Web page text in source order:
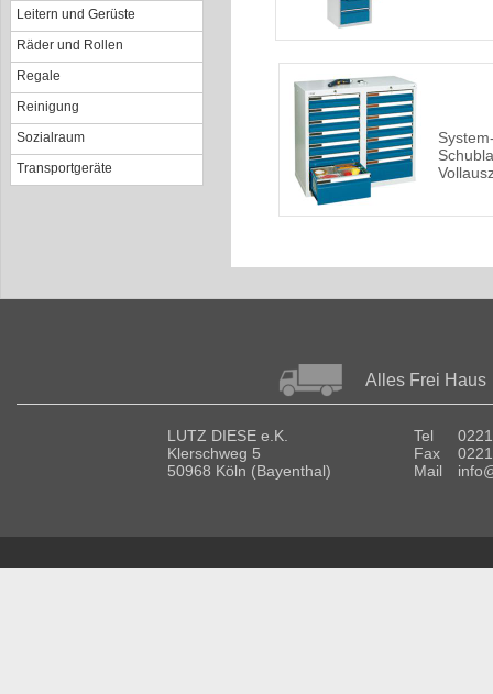
Leitern und Gerüste
Räder und Rollen
Regale
Reinigung
Sozialraum
Transportgeräte
Alles Frei Haus
LUTZ DIESE e.K.
Klerschweg 5
50968 Köln (Bayenthal)
Tel
Fax
Mail